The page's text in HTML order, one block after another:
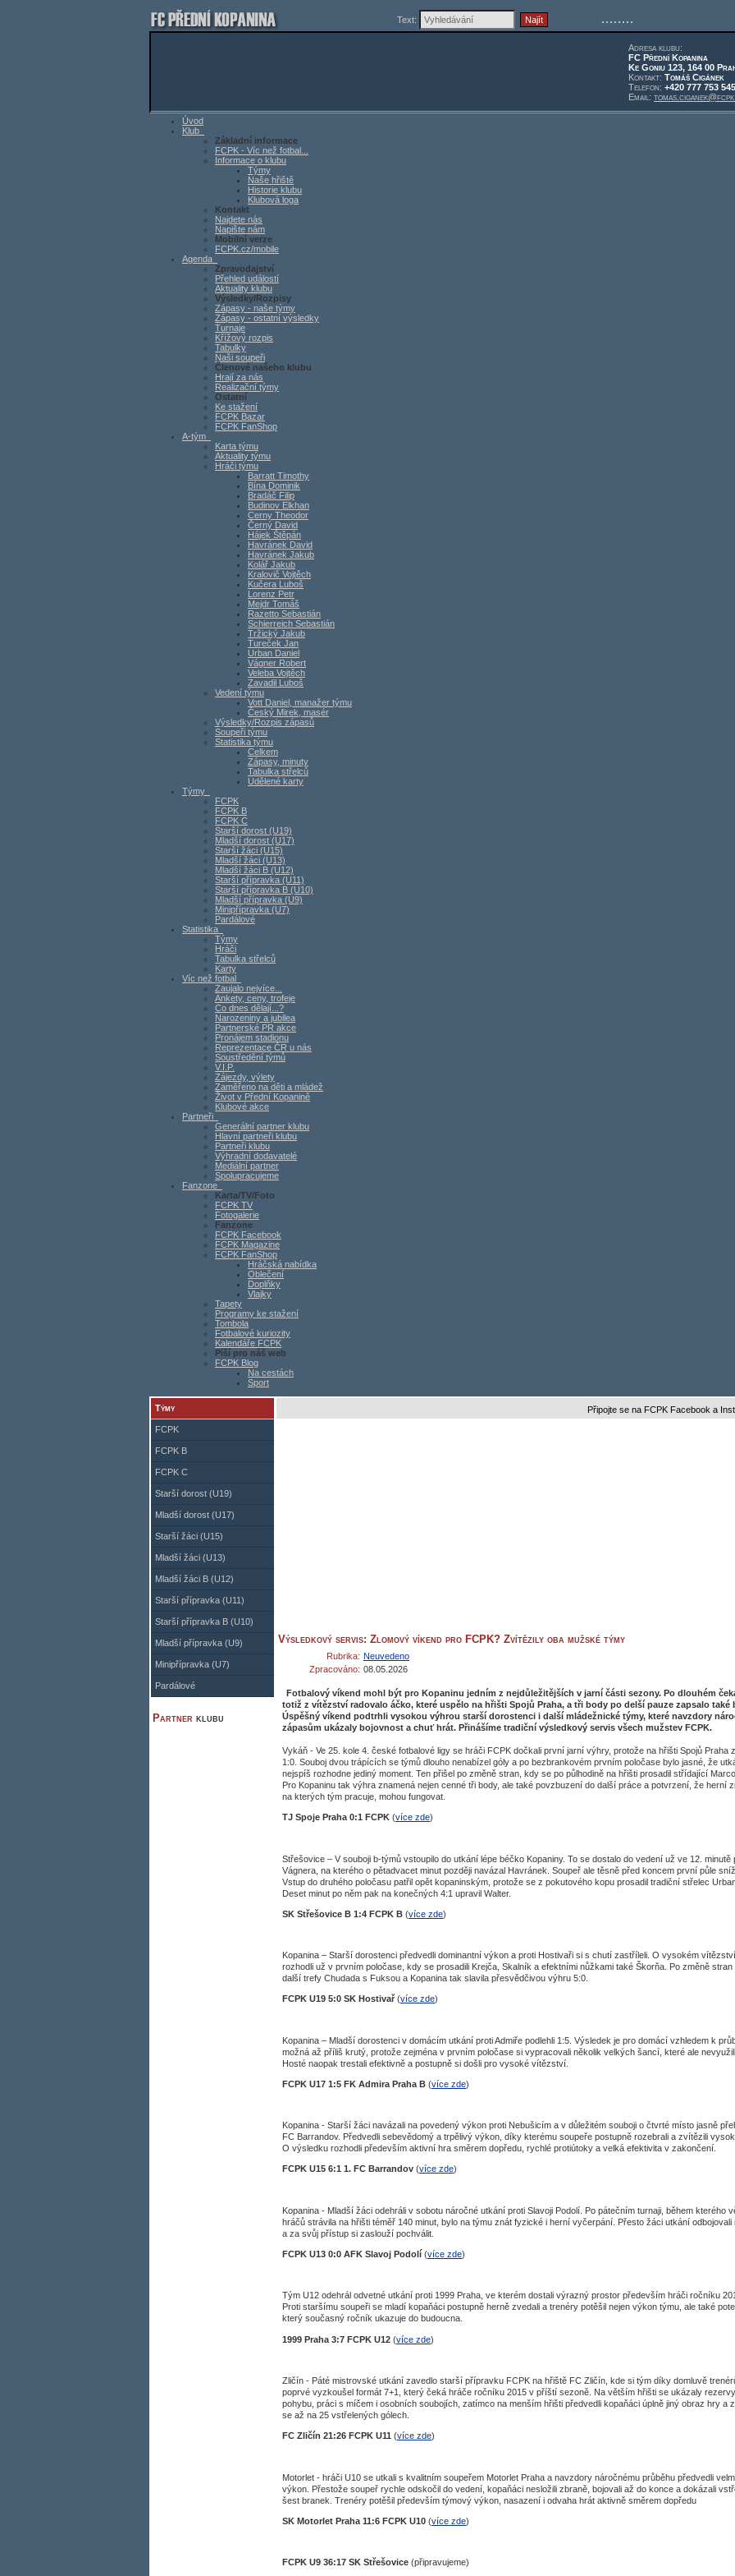
Text:
Adresa klubu:
FC Přední Kopanina
Ke Goniu 123, 164 00
Kontakt: Tomáš Cigánek
Telefon: +420 777 753 545
Email:
Úvod
Klub
Základní informace
FCPK - Víc než fotbal...
Informace o klubu
Týmy
Naše hřiště
Historie klubu
Klubová loga
Kontakt
Najdete nás
Napište nám
Mobilní verze
FCPK.cz/mobile
Agenda
Zpravodajství
Přehled událostí
Aktuality klubu
Výsledky/Rozpisy
Zápasy - naše týmy
Zápasy - ostatní výsledky
Turnaje
Křížový rozpis
Tabulky
Naši soupeři
Členové našeho klubu
Hrají za nás
Realizační týmy
Ostatní
Ke stažení
FCPK Bazar
FCPK FanShop
A-tým
Karta týmu
Aktuality týmu
Hráči týmu
Barratt Timothy
Bína Dominik
Bradáč Filip
Budinov Elkhan
Cerny Theodor
Černý David
Hájek Štěpán
Havránek David
Havránek Jakub
Kolář Jakub
Kralovič Vojtěch
Kučera Luboš
Lorenz Petr
Mejdr Tomáš
Razetto Sebastián
Schierreich Sebastián
Tržický Jakub
Tureček Jan
Urban Daniel
Vágner Robert
Veleba Vojtěch
Zavadil Luboš
Vedení týmu
Vott Daniel, manažer týmu
Český Mirek, masér
Výsledky/Rozpis zápasů
Soupeři týmu
Statistika týmu
Celkem
Zápasy, minuty
Tabulka střelců
Udělené karty
Týmy
FCPK
FCPK B
FCPK C
Starší dorost (U19)
Mladší dorost (U17)
Starší žáci (U15)
Mladší žáci (U13)
Mladší žáci B (U12)
Starší přípravka (U11)
Starší přípravka B (U10)
Mladší přípravka (U9)
Minipřípravka (U7)
Pardálové
Statistika
Týmy
Hráči
Tabulka střelců
Karty
Víc než fotbal
Zaujalo nejvíce...
Ankety, ceny, trofeje
Co dnes dělají...?
Narozeniny a jubilea
Partnerské PR akce
Pronájem stadionu
Reprezentace ČR u nás
Soustředění týmů
V.I.P.
Zájezdy, výlety
Zaměřeno na děti a mládež
Život v Přední Kopanině
Klubové akce
Partneři
Generální partner klubu
Hlavní partneři klubu
Partneři klubu
Výhradní dodavatelé
Mediální partner
Spolupracujeme
Fanzone
Karta/TV/Foto
FCPK TV
Fotogalerie
Fanzone
FCPK Facebook
FCPK Magazine
FCPK FanShop
Hráčská nabídka
Oblečení
Doplňky
Vlajky
Tapety
Programy ke stažení
Tombola
Fotbalové kuriozity
Kalendáře FCPK
Píší pro náš web
FCPK Blog
Na cestách
Sport
Týmy
FCPK
FCPK B
FCPK C
Starší dorost (U19)
Mladší dorost (U17)
Starší žáci (U15)
Mladší žáci (U13)
Mladší žáci B (U12)
Starší přípravka (U11)
Starší přípravka B (U10)
Mladší přípravka (U9)
Minipřípravka (U7)
Pardálové
Partner klubu
Připojte se na FCPK Facebook a
Výsledkový servis: Zlomový víkend pro FCPK? Zvítězily oba mužské týmy
Rubrika: Neuvedeno
Zpracováno: 08.05.2026
Fotbalový víkend mohl být pro Kopaninu jedním z nejdůležitějších v jarní části sezony. Po dlouhém
totiž z vítězství radovalo áčko, které uspělo na hřišti Spojů Praha, a tři body po delší pauze zapsalo také
Úspěšný víkend podtrhli vysokou výhrou starší dorostenci i další mládežnické týmy, které navzdory
zápasům ukázaly bojovnost a chuť hrát. Přinášíme tradiční výsledkový servis všech mužstev FCPK.
Vykáň - Ve 25. kole 4. české fotbalové ligy se hráči FCPK dočkali první jarní výhry, protože na hřišti Spojů Praha
1:0. Souboj dvou trápících se týmů dlouho nenabízel góly a po bezbrankovém prvním poločase bylo jasné, že
nejspíš rozhodne jediný moment. Ten přišel po změně stran, kdy se po půlhodině na hřišti prosadil střídající
Pro Kopaninu tak výhra znamená nejen cenné tři body, ale také povzbuzení do další práce a potvrzení, že herní
na kterých tým pracuje, mohou fungovat.
TJ Spoje Praha 0:1 FCPK (více zde)
Střešovice – V souboji b-týmů vstoupilo do utkání lépe béčko Kopaniny. To se dostalo do vedení už ve 12. minutě
Vágnera, na kterého o pětadvacet minut později navázal Havránek. Soupeř ale těsně před koncem první půle
Vstup do druhého poločasu patřil opět kopaninským, protože se z pokutového kopu prosadil tradiční střelec
Deset minut po něm pak na konečných 4:1 upravil Walter.
SK Střešovice B 1:4 FCPK B (více zde)
Kopanina – Starší dorostenci předvedli dominantní výkon a proti Hostivaři si s chutí zastříleli. O vysokém vítězství
rozhodli už v prvním poločase, kdy se prosadili Krejča, Skalník a efektními nůžkami také Škorňa. Po změně stran
další trefy Chudada s Fuksou a Kopanina tak slavila přesvědčivou výhru 5:0.
FCPK U19 5:0 SK Hostivař (více zde)
Kopanina – Mladší dorostenci v domácím utkání proti Admiře podlehli 1:5. Výsledek je pro domácí vzhledem k
možná až příliš krutý, protože zejména v prvním poločase si vypracovali několik velkých šancí, které ale nevyužili.
Hosté naopak trestali efektivně a postupně si došli pro vysoké vítězství.
FCPK U17 1:5 FK Admira Praha B (více zde)
Kopanina - Starší žáci navázali na povedený výkon proti Nebušicím a v důležitém souboji o čtvrté místo jasně
FC Barrandov. Předvedli sebevědomý a trpělivý výkon, díky kterému soupeře postupně rozebrali a zvítězili
O výsledku rozhodli především aktivní hra směrem dopředu, rychlé protiútoky a velká efektivita v zakončení.
FCPK U15 6:1 1. FC Barrandov (více zde)
Kopanina - Mladší žáci odehráli v sobotu náročné utkání proti Slavoji Podolí. Po pátečním turnaji, během kterého
hráčů strávila na hřišti téměř 140 minut, bylo na týmu znát fyzické i herní vyčerpání. Přesto žáci utkání odbojovali
a za svůj přístup si zaslouží pochválit.
FCPK U13 0:0 AFK Slavoj Podolí (více zde)
Tým U12 odehrál odvetné utkání proti 1999 Praha, ve kterém dostali výrazný prostor především hráči ročníku
Proti staršímu soupeři se mladí kopaňáci postupně herně zvedali a trenéry potěšil nejen výkon týmu, ale také
který současný ročník ukazuje do budoucna.
1999 Praha 3:7 FCPK U12 (více zde)
Zličín - Páté mistrovské utkání zavedlo starší přípravku FCPK na hřiště FC Zličín, kde si tým díky domluvě
poprvé vyzkoušel formát 7+1, který čeká hráče ročníku 2015 v příští sezoně. Na větším hřišti se ukázaly
pohybu, práci s míčem i osobních soubojích, zatímco na menším hřišti předvedli kopaňáci úplně jiný obraz hry a
se až na 25 vstřelených gólech.
FC Zličín 21:26 FCPK U11 (více zde)
Motorlet - hráči U10 se utkali s kvalitním soupeřem Motorlet Praha a navzdory náročnému průběhu předvedli
výkon. Přestože soupeř rychle odskočil do vedení, kopaňáci nesložili zbraně, bojovali až do konce a dokázali
šest branek. Trenéry potěšil především týmový výkon, nasazení i odvaha hrát aktivně směrem dopředu
SK Motorlet Praha 11:6 FCPK U10 (více zde)
FCPK U9 36:17 SK Střešovice (připravujeme)